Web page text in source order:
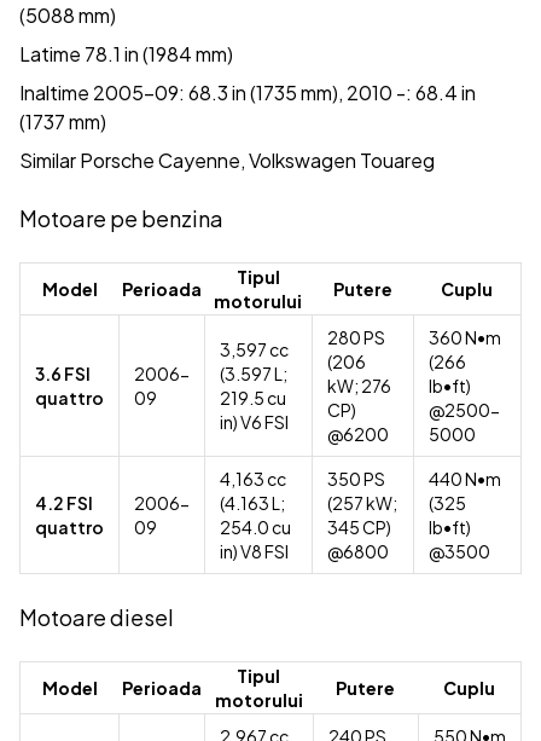
(5088 mm)
Latime 78.1 in (1984 mm)
Inaltime 2005-09: 68.3 in (1735 mm), 2010 -: 68.4 in
(1737 mm)
Similar Porsche Cayenne, Volkswagen Touareg
Motoare pe benzina
Model Perioada
Tipul
motorului
Putere Cuplu
3.6 FSI
quattro
2006-
09
3,597 cc
(3.597 L;
219.5 cu
in) V6 FSI
280 PS
(206
kW; 276
CP)
@6200
360 N•m
(266
lb•ft)
@2500-
5000
4.2 FSI
quattro
2006-
09
4,163 cc
(4.163 L;
254.0 cu
in) V8 FSI
350 PS
(257 kW;
345 CP)
@6800
440 N•m
(325
lb•ft)
@3500
Motoare diesel
Model Perioada
Tipul
motorului
Putere Cuplu
2,967 cc 240 PS 550 N•m